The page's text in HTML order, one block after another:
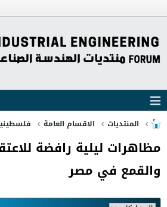
المنتديات الاقسام العامة
مظاهرات ليلية رافضة
والقمع في مصر